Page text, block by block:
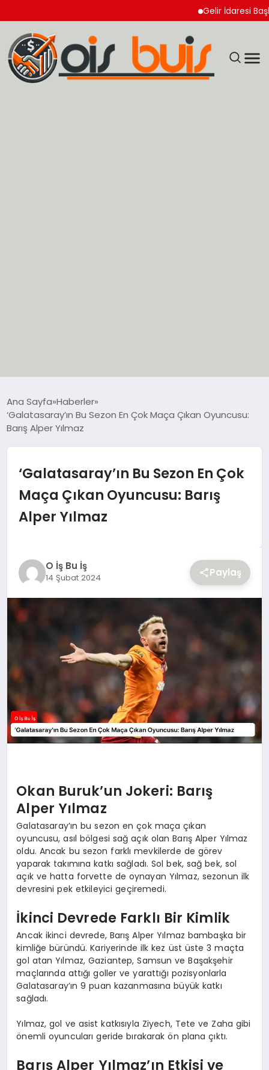
Gelir İdaresi
EKONOMİ
SPOR
Ana Sayfa Haberler
‘Galatasaray’ın Bu Sezon En Çok Maça Çıkan Oyuncusu:
Barış Alper Yılmaz
‘Galatasaray’ın Bu Sezon En Çok
Maça Çıkan Oyuncusu: Barış
Alper Yılmaz
O İş Bu İş
14 Şubat 2024 Paylaş
Okan Buruk’un Jokeri: Barış
Alper Yılmaz
Galatasaray’ın bu sezon en çok maça çıkan
oyuncusu, asıl bölgesi sağ açık olan Barış Alper Yılmaz
oldu. Ancak bu sezon farklı mevkilerde de görev
yaparak takımına katkı sağladı. Sol bek, sağ bek, sol
açık ve hatta forvette de oynayan Yılmaz, sezonun ilk
devresini pek etkileyici geçiremedi.
İkinci Devrede Farklı Bir Kimlik
Ancak ikinci devrede, Barış Alper Yılmaz bambaşka bir
kimliğe büründü. Kariyerinde ilk kez üst üste 3 maçta
gol atan Yılmaz, Gaziantep, Samsun ve Başakşehir
maçlarında attığı goller ve yarattığı pozisyonlarla
Galatasaray’ın 9 puan kazanmasına büyük katkı
sağladı.
Yılmaz, gol ve asist katkısıyla Ziyech, Tete ve Zaha gibi
önemli oyuncuları geride bırakarak ön plana çıktı.
Barış Alper Yılmaz’ın Etkisi ve